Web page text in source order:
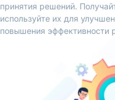
принятия решений.
используйте их для
повышения эффективности